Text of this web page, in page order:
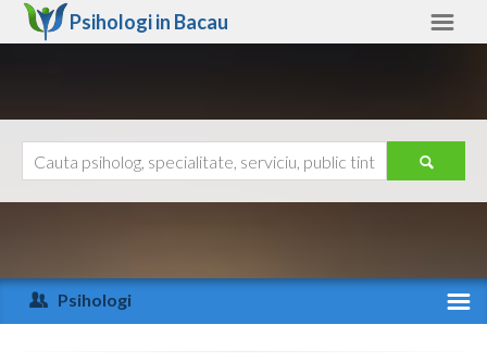
Psihologi in Bacau
Arad
Arges
Ajutor
Psihologi